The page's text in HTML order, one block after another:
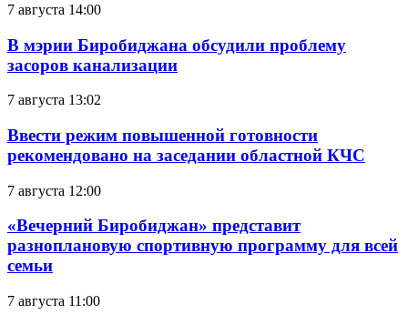
7 августа 14:00
В мэрии Биробиджана обсудили проблему
засоров канализации
7 августа 13:02
Ввести режим повышенной готовности
рекомендовано на заседании областной КЧС
7 августа 12:00
«Вечерний Биробиджан» представит
разноплановую спортивную программу для всей
семьи
7 августа 11:00